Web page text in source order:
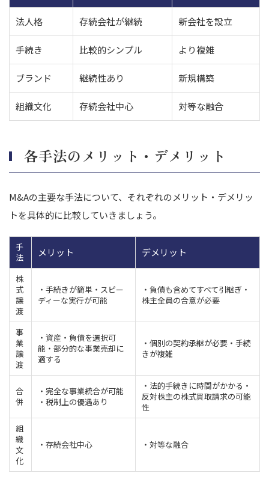
法人格 存続会社が継続 新会社を設立
手続き 比較的シンプル より複雑
ブランド 継続性あり 新規構築
組織文化 存続会社中心 対等な融合
各手法のメリット・デメリット
M&Aの主要な手法について、それぞれのメリット・デメリッ
トを具体的に比較していきましょう。
手
法
メリット デメリット
株
式
譲
渡
・手続きが簡単・スピー
ディーな実行が可能
・負債も含めてすべて引継ぎ・
株主全員の合意が必要
事
業
譲
渡
・資産・負債を選択可
能・部分的な事業売却に
適する
・個別の契約承継が必要・手続
きが複雑
合
併
・完全な事業統合が可能
・税制上の優遇あり
・法的手続きに時間がかかる・
反対株主の株式買取請求の可能
性
組
織
文
化
・存続会社中心 ・対等な融合